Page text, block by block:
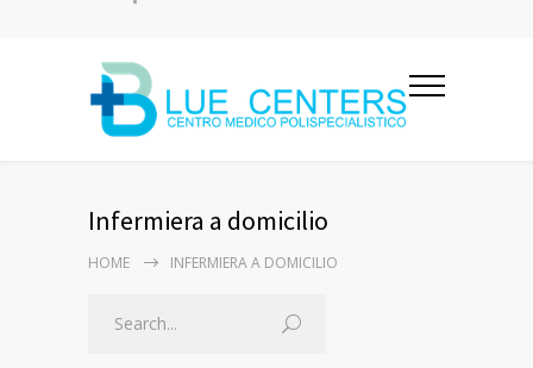
Infermiera a domicilio
HOME INFERMIERA A DOMICILIO